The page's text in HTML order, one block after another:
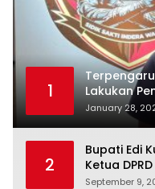
1
Lakukan
Sendiri
January 28,
2
Bupati Edi
Ketua
Dengan
September 9,